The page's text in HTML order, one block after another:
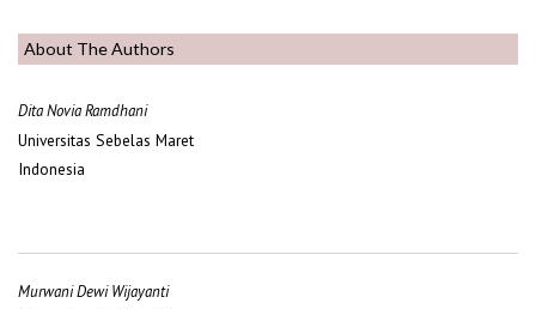
About The Authors
Dita Novia Ramdhani
Universitas Sebelas Maret
Indonesia
Murwani Dewi Wijayanti